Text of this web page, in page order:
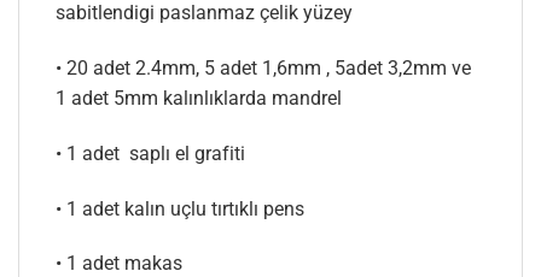
sabitlendigi paslanmaz çelik yüzey
• 20 adet 2.4mm, 5 adet 1,6mm , 5adet 3,2mm ve
1 adet 5mm kalınlıklarda mandrel
• 1 adet saplı el grafiti
• 1 adet kalın uçlu tırtıklı pens
• 1 adet makas